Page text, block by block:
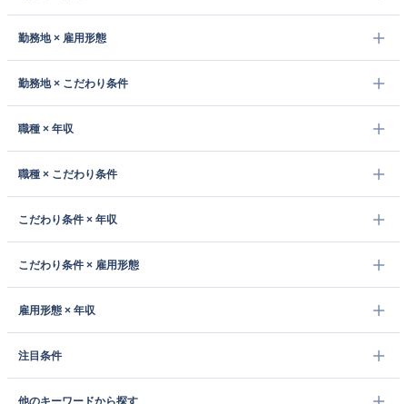
勤務地 × 雇用形態
勤務地 × こだわり条件
職種 × 年収
職種 × こだわり条件
こだわり条件 × 年収
こだわり条件 × 雇用形態
雇用形態 × 年収
注目条件
他のキーワードから探す